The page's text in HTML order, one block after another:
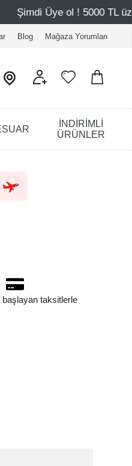
500 TL indirim
Blog Mağaza Yorumları
İNDİRİMLİ
ÜRÜNLER
başlayan taksitlerle